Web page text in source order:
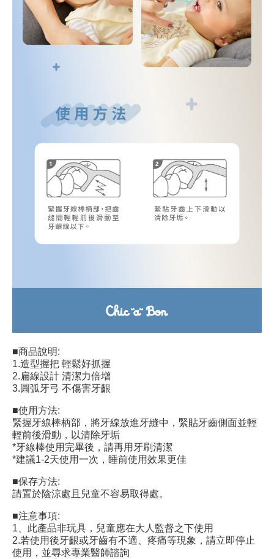
■商品說明:
1.造型握把 輕鬆好抓握
2.扁線設計 清潔力倍增
3.圓弧牙弓 不傷害牙齦
■使用方法:
緊握牙線棒柄部，將牙線放進牙縫中，緊貼牙齒側面並輕
輕前後滑動，以清除牙垢
*牙線棒使用完畢後，請再用牙刷清潔
*建議1-2天使用一次，睡前使用效果更佳
■保存方法:
請置於陰涼處且兒童不容易取得處。
■注意事項:
1、此產品非玩具，兒童應在大人監督之下使用
2.若使用後牙齦或牙齒有不適、疼痛等現象，請立即停止
使用，並尋求專業醫師諮詢